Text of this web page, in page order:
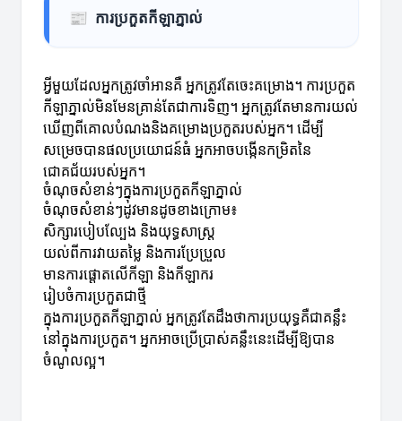
📰 ការប្រកួតកីឡាភ្នាល់
អ្វីមួយដែលអ្នកត្រូវចាំអានគឺ អ្នកត្រូវតែចេះគម្រោង។ ការប្រកួត
កីឡាភ្នាល់មិនមែនគ្រាន់តែជាការទិញ។ អ្នកត្រូវតែមានការយល់
ឃើញពីគោលបំណងនិងគម្រោងប្រកួតរបស់អ្នក។ ដើម្បី
សម្រេចបានផលប្រយោជន៍ធំ អ្នកអាចបង្កើនកម្រិតនៃ
ជោគជ័យរបស់អ្នក។
ចំណុចសំខាន់ៗក្នុងការប្រកួតកីឡាភ្នាល់
ចំណុចសំខាន់ៗដូវមានដូចខាងក្រោម៖
សិក្សារបៀបល្បែង និងយុទ្ធសាស្ត្រ
យល់ពីការវាយតម្លៃ និងការប្រែប្រួល
មានការផ្តោតលើកីឡា និងកីឡាករ
រៀបចំការប្រកួតជាថ្មី
ក្នុងការប្រកួតកីឡាភ្នាល់ អ្នកត្រូវតែដឹងថាការប្រយុទ្ធគឺជាគន្លឹះ
នៅក្នុងការប្រកួត។ អ្នកអាចប្រើប្រាស់គន្លឹះនេះដើម្បីឱ្យបាន
ចំណូលល្អ។